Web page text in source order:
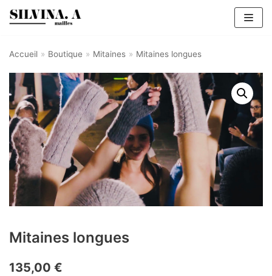
Aller
Accueil » Boutique » Mitaines » Mitaines longues
Mitaines longues
135,00 €